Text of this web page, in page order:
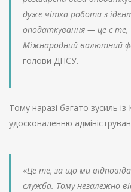
дуже чітка робота з
оподаткування — це є те,
Міжнародний валютний
голови ДПСУ.
Тому наразі багато зусиль
удосконаленню
«Це те, за що ми
служба. Тому незалежно